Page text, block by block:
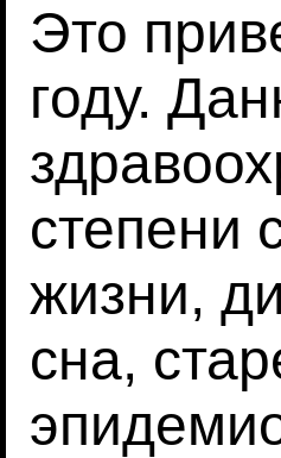
Это
году.
степени
жизни,
сна,